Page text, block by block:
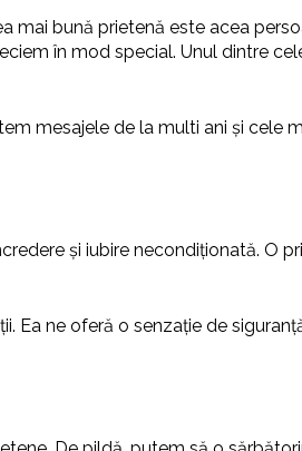
bună prietenă este acea
în mod special. Unul dintre
mesajele de la multi ani și cele
și iubire necondiționată. O
Ea ne oferă o senzație de